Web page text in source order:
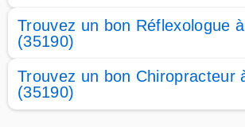
Trouvez un bon Réflexologue
(35190)
Trouvez un bon Chiropracteur
(35190)